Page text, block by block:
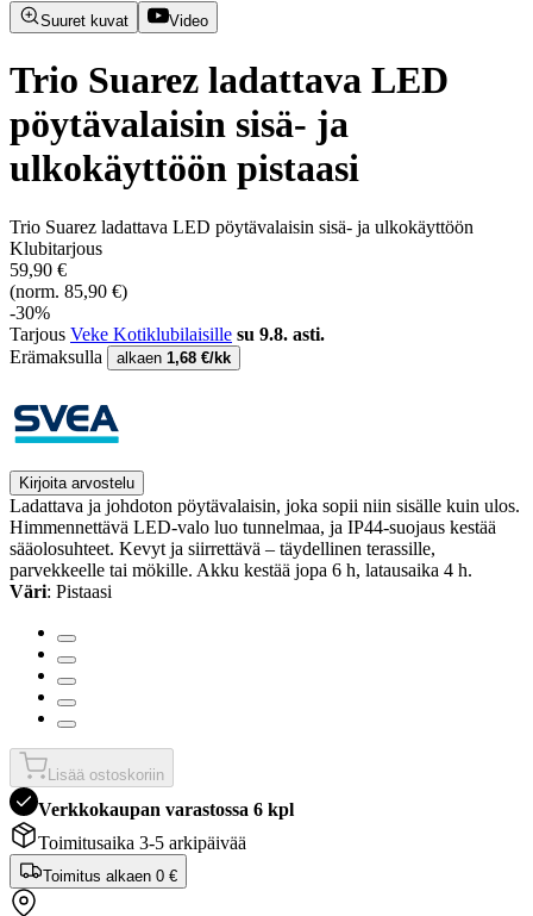
Suuret kuvat Video
Trio Suarez ladattava LED
pöytävalaisin sisä- ja
ulkokäyttöön pistaasi
Trio Suarez ladattava LED pöytävalaisin sisä- ja ulkokäyttöön
Klubitarjous
59,90 €
(norm. 85,90 €)
-30%
Tarjous Veke Kotiklubilaisille su 9.8. asti.
Erämaksulla
alkaen 1,68 €/kk
Kirjoita arvostelu
Ladattava ja johdoton pöytävalaisin, joka sopii niin sisälle kuin ulos.
Himmennettävä LED-valo luo tunnelmaa, ja IP44-suojaus kestää
sääolosuhteet. Kevyt ja siirrettävä – täydellinen terassille,
parvekkeelle tai mökille. Akku kestää jopa 6 h, latausaika 4 h.
Väri: Pistaasi
Lisää ostoskoriin
Verkkokaupan varastossa 6 kpl
Toimitusaika 3-5 arkipäivää
Toimitus alkaen 0 €